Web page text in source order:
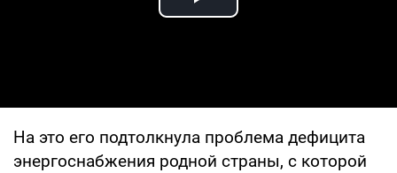
Play Video
На это его подтолкнула проблема дефицита
энергоснабжения родной страны, с которой